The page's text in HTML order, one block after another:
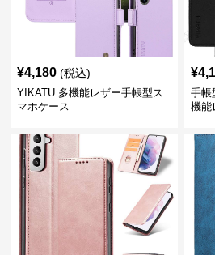
¥4,180 (税込)
YIKATU 多機能レザー手帳型ス
マホケース
¥
手帳
機能